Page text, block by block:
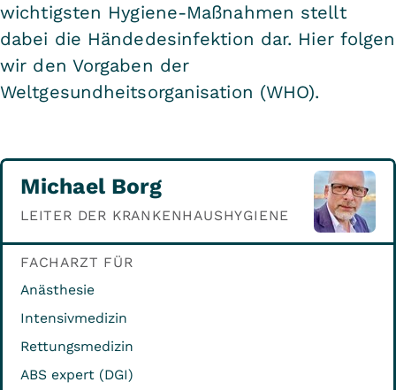
wichtigsten Hygiene-Maßnahmen stellt
dabei die Händedesinfektion dar. Hier folgen
wir den Vorgaben der
Weltgesundheitsorganisation (WHO).
Michael Borg
LEITER DER KRANKENHAUSHYGIENE
FACHARZT FÜR
Anästhesie
Intensivmedizin
Rettungsmedizin
ABS expert (DGI)